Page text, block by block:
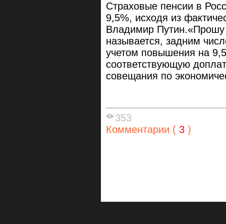
Страховые пенсии в
9,5%, исходя из
Владимир Путин.«Прошу
называется, задним
учетом повышения на
соответствующую
совещания по
353
Комментарии ( 3 )